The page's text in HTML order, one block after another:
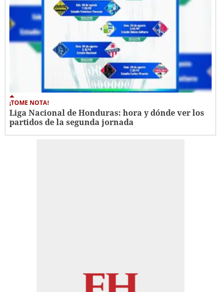
¡TOME NOTA!
Liga Nacional de Honduras: hora y dónde ver los
partidos de la segunda jornada